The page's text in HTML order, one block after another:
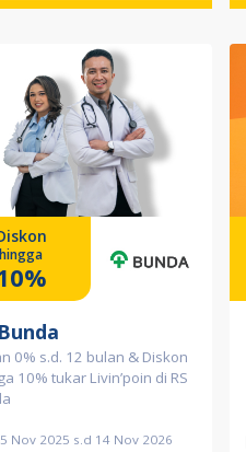
hingga
0% s.d. 12 bulan & Diskon
10% tukar Livin’poin di RS
Nov 2025 s.d 14 Nov 2026